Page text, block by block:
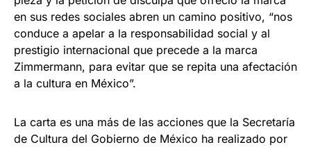
en sus redes sociales abren un camino positivo, “nos
conduce a apelar a la responsabilidad social y al
prestigio internacional que precede a la marca
Zimmermann, para evitar que se repita una afectación
a la cultura en México”.
La carta es una más de las acciones que la Secretaría
de Cultura del Gobierno de México ha realizado por